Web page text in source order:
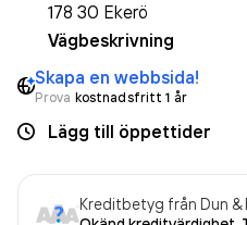
178 30 Ekerö
Vägbeskrivning
Skapa en webbsida!
Prova kostnadsfritt 1 år
Lägg till öppettider
Kreditbetyg från Dun &